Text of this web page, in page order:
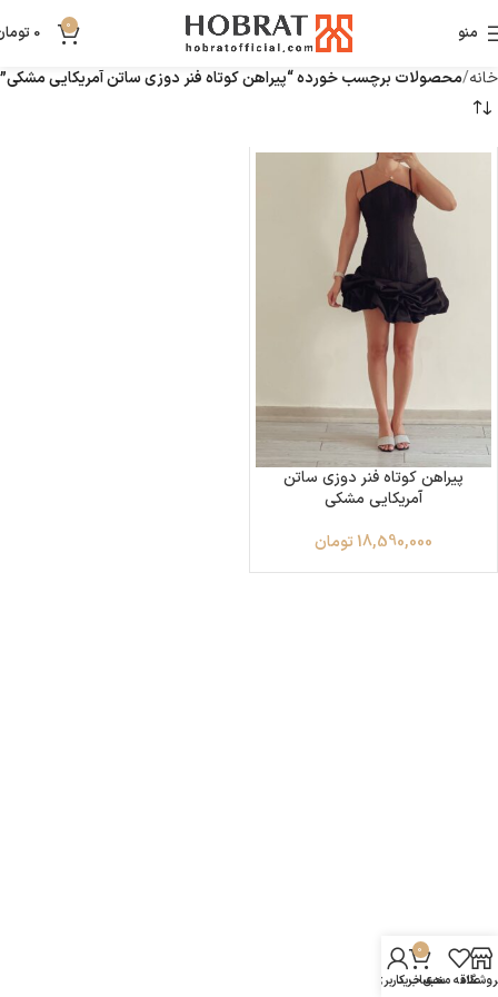
منو 0
0
خانه محصولات برچسب خورده “پیراهن کوتاه فنر دوزی ساتن آمریکایی مشکی”
پیراهن کوتاه فنر دوزی ساتن
آمریکایی مشکی
18,590,000 تومان
علاقه مندی
0
سبد خرید
حساب کاربری من